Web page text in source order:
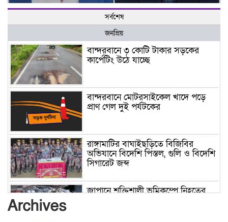
সর্বশেষ
জনপ্রিয়
বান্দরবানে ৩ কোটি টাকার সড়কের
কার্পেটিং উঠে যাচ্ছে
বান্দরবানে মোটরসাইকেল খাদে পড়ে
প্রাণ গেল দুই পর্যটকের
রাঙ্গামাটির বাঘাইছড়িতে বিজিবির
অভিযানে বিদেশি পিস্তল, গুলি ও বিদেশি
সিগারেট জব্দ
জাপানে শক্তিশালী ভূমিকম্পে নিহতের
Archives